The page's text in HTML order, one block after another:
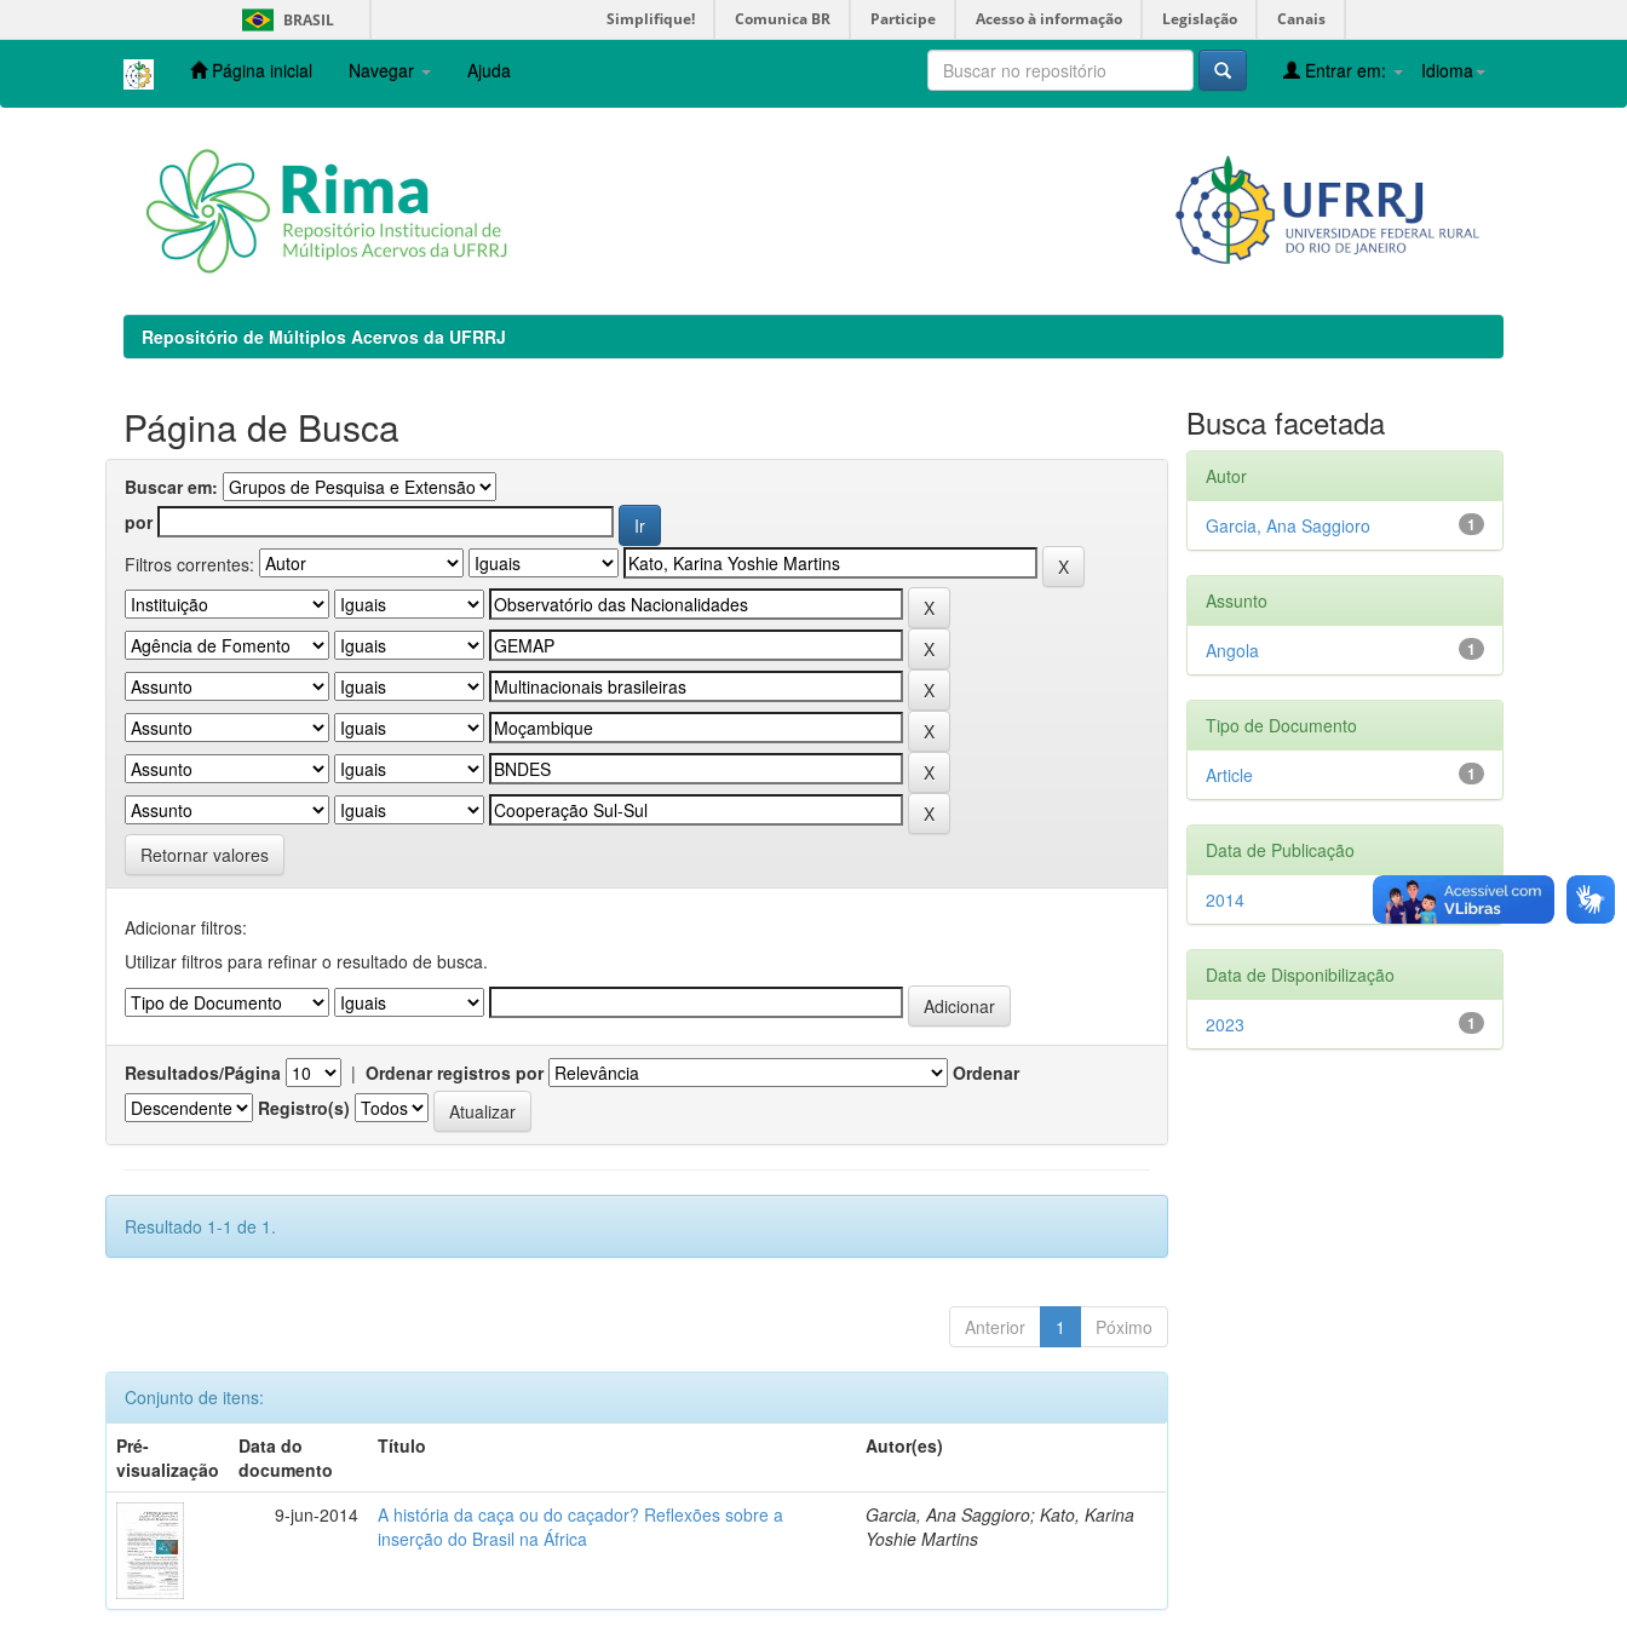
navigation
BRASIL Simplifique! Comunica BR Participe Acesso à informação Legislação Canais
Página inicial Navegar Ajuda Idioma
Entrar em:
Repositório de Múltiplos Acervos da UFRRJ
Página de Busca
Buscar em:
por
Filtros correntes:
Retornar valores
Adicionar filtros:
Utilizar filtros para refinar o resultado de busca.
Resultados/Página | Ordenar registros por
Ordenar
Registro(s)
Resultado 1-1 de 1.
Anterior 1 Póximo
Conjunto de itens:
Pré-
visualização
Data do
documento
Título Autor(es)
9-jun-2014
A história da caça ou do caçador? Reflexões sobre a
inserção do Brasil na África
Garcia, Ana Saggioro; Kato, Karina
Yoshie Martins
Busca facetada
Autor
1
Garcia, Ana Saggioro
Assunto
1
Angola
Tipo de Documento
1
Article
Data de Publicação
1
2014
Data de Disponibilização
1
2023